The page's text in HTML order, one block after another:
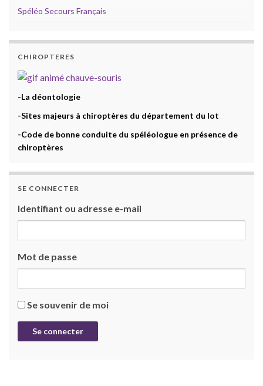
Spéléo Secours Français
CHIROPTERES
-La déontologie
-Sites majeurs à chiroptères du département du lot
-Code de bonne conduite du spéléologue en présence de
chiroptères
SE CONNECTER
Identifiant ou adresse e-mail
Mot de passe
Se souvenir de moi
Se connecter